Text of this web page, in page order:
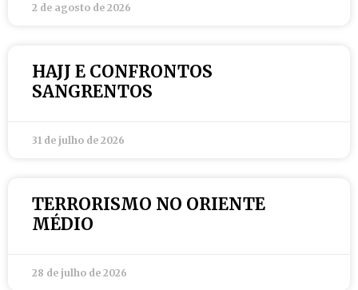
2 de agosto de 2026
HAJJ E CONFRONTOS
SANGRENTOS
31 de julho de 2026
TERRORISMO NO ORIENTE
MÉDIO
28 de julho de 2026